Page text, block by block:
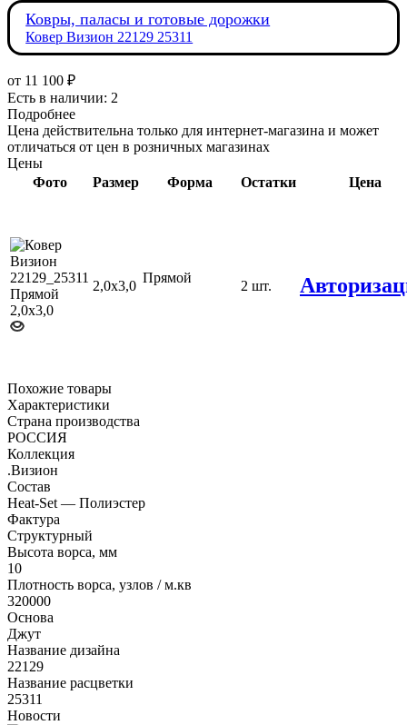
Ковры, паласы и готовые дорожки
Ковер Визион 22129 25311
от 11 100 ₽
Есть в наличии: 2
Подробнее
Цена действительна только для интернет-магазина и может
отличаться от цен в розничных магазинах
Цены
Фото
Размер Форма Остатки Цена
2,0х3,0
Прямой
2 шт.
Похожие товары
Характеристики
Страна производства
РОССИЯ
Коллекция
.Визион
Состав
Heat-Set — Полиэстер
Фактура
Структурный
Высота ворса, мм
10
Плотность ворса, узлов / м.кв
320000
Основа
Джут
Название дизайна
22129
Название расцветки
25311
Новости